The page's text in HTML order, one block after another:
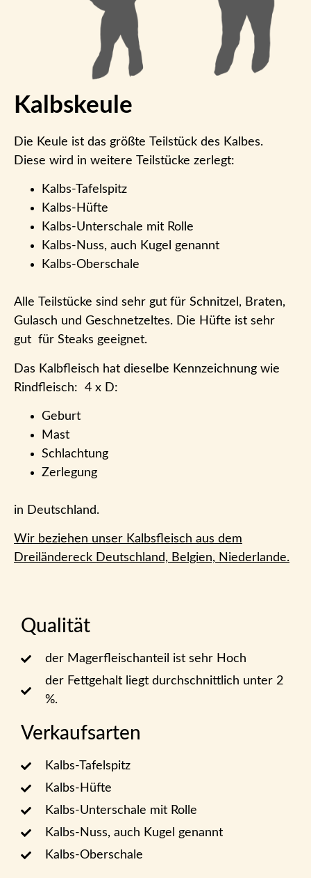
Kalbskeule
Die Keule ist das größte Teilstück des Kalbes.
Diese wird in weitere Teilstücke zerlegt:
Kalbs-Tafelspitz
Kalbs-Hüfte
Kalbs-Unterschale mit Rolle
Kalbs-Nuss, auch Kugel genannt
Kalbs-Oberschale
Alle Teilstücke sind sehr gut für Schnitzel, Braten,
Gulasch und Geschnetzeltes. Die Hüfte ist sehr
gut für Steaks geeignet.
Das Kalbfleisch hat dieselbe Kennzeichnung wie
Rindfleisch: 4 x D:
Geburt
Mast
Schlachtung
Zerlegung
in Deutschland.
Wir beziehen unser Kalbsfleisch aus dem
Dreiländereck Deutschland, Belgien, Niederlande.
Qualität
der Magerfleischanteil ist sehr Hoch
der Fettgehalt liegt durchschnittlich unter 2
%.
Verkaufsarten
Kalbs-Tafelspitz
Kalbs-Hüfte
Kalbs-Unterschale mit Rolle
Kalbs-Nuss, auch Kugel genannt
Kalbs-Oberschale